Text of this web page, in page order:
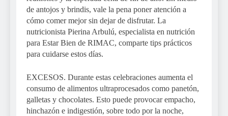
de antojos y brindis, vale la pena poner atención a
cómo comer mejor sin dejar de disfrutar. La
nutricionista Pierina Arbulú, especialista en nutrición
para Estar Bien de RIMAC, comparte tips prácticos
para cuidarse estos días.
EXCESOS. Durante estas celebraciones aumenta el
consumo de alimentos ultraprocesados como panetón,
galletas y chocolates. Esto puede provocar empacho,
hinchazón e indigestión, sobre todo por la noche,